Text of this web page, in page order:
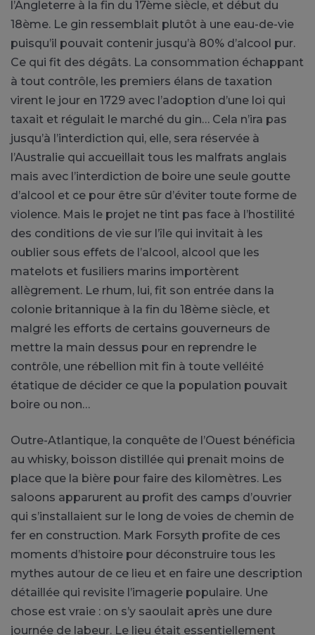
l’Angleterre à la fin du 17ème siècle, et début du
18ème. Le gin ressemblait plutôt à une eau-de-vie
puisqu’il pouvait contenir jusqu’à 80% d’alcool pur.
Ce qui fit des dégâts. La consommation échappant
à tout contrôle, les premiers élans de taxation
virent le jour en 1729 avec l’adoption d’une loi qui
taxait et régulait le marché du gin… Cela n’ira pas
jusqu’à l’interdiction qui, elle, sera réservée à
l’Australie qui accueillait tous les malfrats anglais
mais avec l’interdiction de boire une seule goutte
d’alcool et ce pour être sûr d’éviter toute forme de
violence. Mais le projet ne tint pas face à l’hostilité
des conditions de vie sur l’île qui invitait à les
oublier sous effets de l’alcool, alcool que les
matelots et fusiliers marins importèrent
allègrement. Le rhum, lui, fit son entrée dans la
colonie britannique à la fin du 18ème siècle, et
malgré les efforts de certains gouverneurs de
mettre la main dessus pour en reprendre le
contrôle, une rébellion mit fin à toute velléité
étatique de décider ce que la population pouvait
boire ou non…
Outre-Atlantique, la conquête de l’Ouest bénéficia
au whisky, boisson distillée qui prenait moins de
place que la bière pour faire des kilomètres. Les
saloons apparurent au profit des camps d’ouvrier
qui s’installaient sur le long de voies de chemin de
fer en construction. Mark Forsyth profite de ces
moments d’histoire pour déconstruire tous les
mythes autour de ce lieu et en faire une description
détaillée qui revisite l’imagerie populaire. Une
chose est vraie : on s’y saoulait après une dure
journée de labeur. Le lieu était essentiellement